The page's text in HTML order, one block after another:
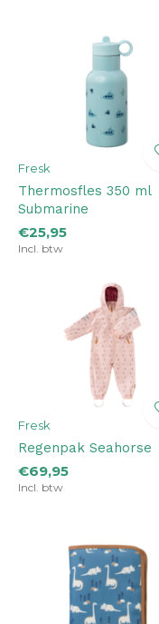
Fresk
Thermosfles 350 ml
Submarine
€25,95
Incl. btw
Fresk
Regenpak Seahorse
€69,95
Incl. btw